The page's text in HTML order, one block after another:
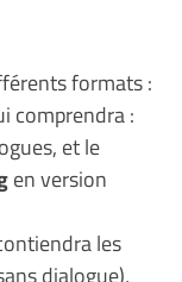
formats :
comprendra :
et le
en version
les
dialogue),